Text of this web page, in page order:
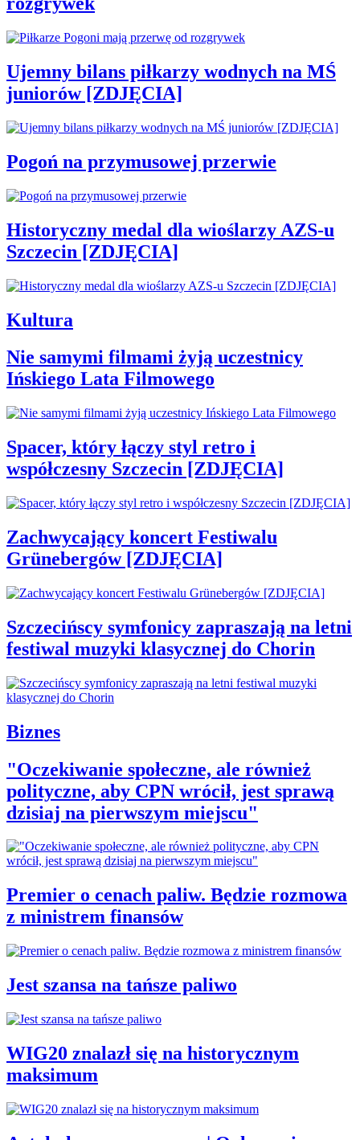
Ujemny bilans piłkarzy wodnych na MŚ
juniorów [ZDJĘCIA]
Pogoń na przymusowej przerwie
Historyczny medal dla wioślarzy AZS-u
Szczecin [ZDJĘCIA]
Kultura
Nie samymi filmami żyją uczestnicy
Ińskiego Lata Filmowego
Spacer, który łączy styl retro i
współczesny Szczecin [ZDJĘCIA]
Zachwycający koncert Festiwalu
Grünebergów [ZDJĘCIA]
Szczecińscy symfonicy zapraszają na letni
festiwal muzyki klasycznej do Chorin
Biznes
"Oczekiwanie społeczne, ale również
polityczne, aby CPN wrócił, jest sprawą
dzisiaj na pierwszym miejscu"
Premier o cenach paliw. Będzie rozmowa
z ministrem finansów
Jest szansa na tańsze paliwo
WIG20 znalazł się na historycznym
maksimum